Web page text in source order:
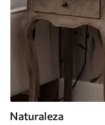
Naturaleza